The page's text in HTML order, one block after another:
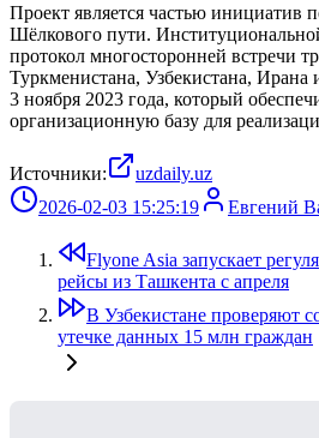
Проект является частью инициатив
Шёлкового пути.
протокол многосторонней встречи
Туркменистана, Узбекистана,
3 ноября 2023 года, который
организационную базу для
Источники:
uzdaily.uz
2026-02-03 15:25:19
Евгений
Flyone Asia запускает
рейсы из Ташкента с апреля
В Узбекистане проверяют
утечке данных 15 млн граждан